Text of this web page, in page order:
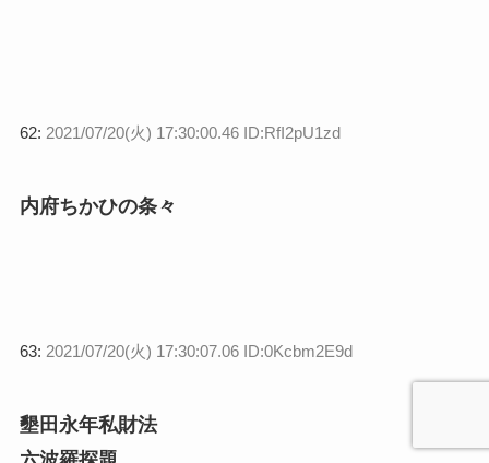
62: 2021/07/20(火) 17:30:00.46 ID:RfI2pU1zd
内府ちかひの条々
63: 2021/07/20(火) 17:30:07.06 ID:0Kcbm2E9d
墾田永年私財法